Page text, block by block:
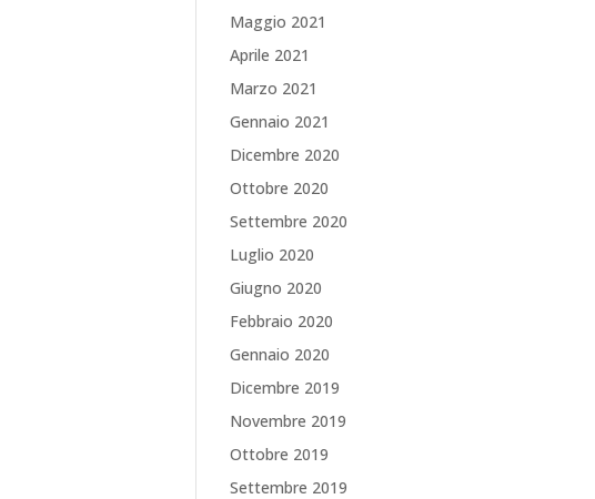
Maggio 2021
Aprile 2021
Marzo 2021
Gennaio 2021
Dicembre 2020
Ottobre 2020
Settembre 2020
Luglio 2020
Giugno 2020
Febbraio 2020
Gennaio 2020
Dicembre 2019
Novembre 2019
Ottobre 2019
Settembre 2019